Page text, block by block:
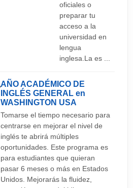
oficiales o
preparar tu
acceso a la
universidad en
lengua
inglesa.La es ...
AÑO ACADÉMICO DE
INGLÉS GENERAL en
WASHINGTON USA
Tomarse el tiempo necesario para
centrarse en mejorar el nivel de
inglés te abrirá múltiples
oportunidades. Este programa es
para estudiantes que quieran
pasar 6 meses o más en Estados
Unidos. Mejorarás la fluidez,